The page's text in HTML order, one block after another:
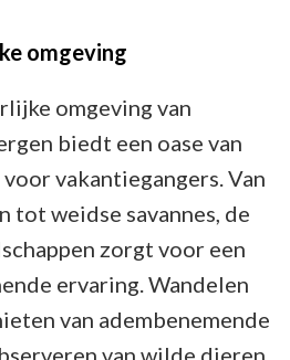
omgeving
omgeving van
biedt een oase van
vakantiegangers. Van
tot weidse savannes, de
zorgt voor een
ervaring. Wandelen
van adembenemende
van wilde dieren